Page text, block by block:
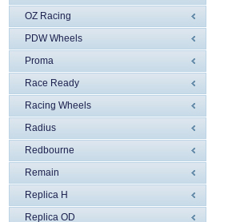
OZ Racing
PDW Wheels
Proma
Race Ready
Racing Wheels
Radius
Redbourne
Remain
Replica H
Replica OD